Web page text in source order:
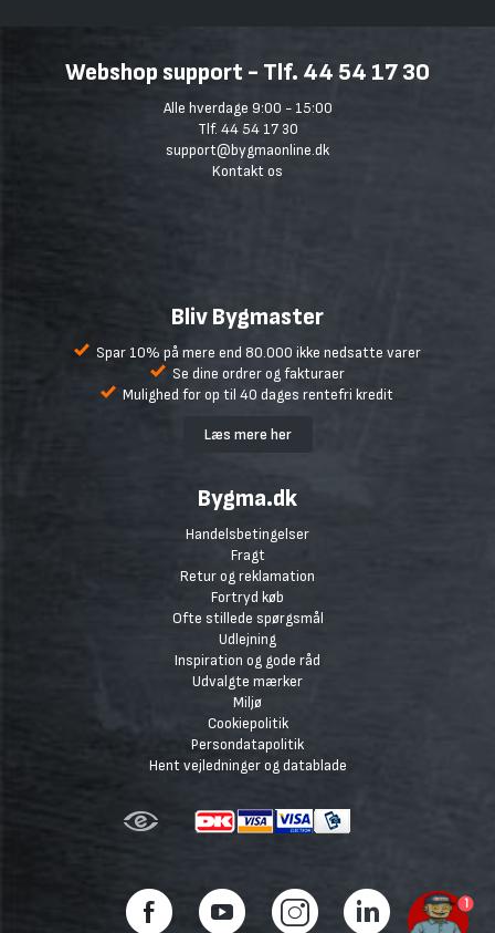
Webshop support - Tlf. 44 54 17 30
Alle hverdage 9:00 - 15:00
Tlf. 44 54 17 30
support@bygmaonline.dk
Kontakt os
Bliv Bygmaster
Spar 10% på mere end 80.000 ikke nedsatte varer
Se dine ordrer og fakturaer
Mulighed for op til 40 dages rentefri kredit
Læs mere her
Bygma.dk
Handelsbetingelser
Fragt
Retur og reklamation
Fortryd køb
Ofte stillede spørgsmål
Udlejning
Inspiration og gode råd
Udvalgte mærker
Miljø
Cookiepolitik
Persondatapolitik
Hent vejledninger og datablade
1